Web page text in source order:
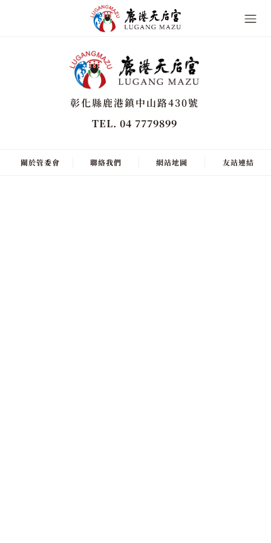
彰化縣鹿港鎮中山路430號
TEL. 04 7779899
關於管委會 聯絡我們 網站地圖 友站連結